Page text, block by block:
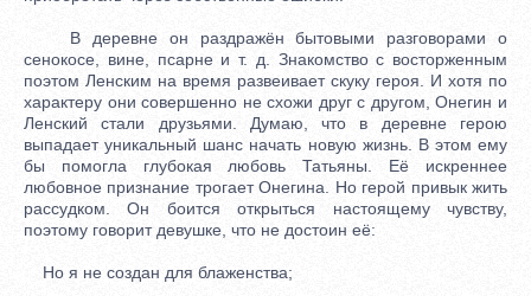
В деревне он раздражён бытовыми разговорами о
сенокосе, вине, псарне и т. д. Знакомство с восторженным
поэтом Ленским на время развеивает скуку героя. И хотя по
характеру они совершенно не схожи друг с другом, Онегин и
Ленский стали друзьями. Думаю, что в деревне герою
выпадает уникальный шанс начать новую жизнь. В этом ему
бы помогла глубокая любовь Татьяны. Её искреннее
любовное признание трогает Онегина. Но герой привык жить
рассудком. Он боится открыться настоящему чувству,
поэтому говорит девушке, что не достоин её:
Но я не создан для блаженства;